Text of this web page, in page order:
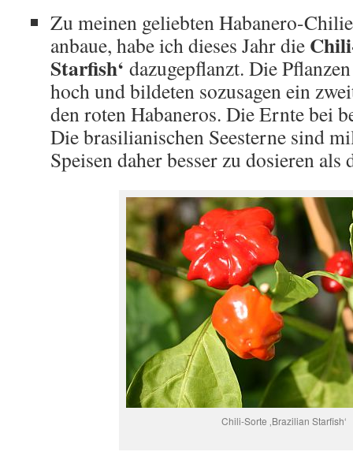
Zu meinen geliebten Habanero-
anbaue, habe ich dieses Jahr die
Starfish‘ dazugepflanzt. Die
hoch und bildeten sozusagen ein
den roten Habaneros. Die Ernte bei
Die brasilianischen Seesterne sind
Speisen daher besser zu dosieren als
Chili-Sorte ‚Brazilian Starfish‘